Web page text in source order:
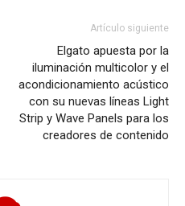
Artículo siguiente
Elgato apuesta por la
iluminación multicolor y el
acondicionamiento acústico
con su nuevas líneas Light
Strip y Wave Panels para los
creadores de contenido